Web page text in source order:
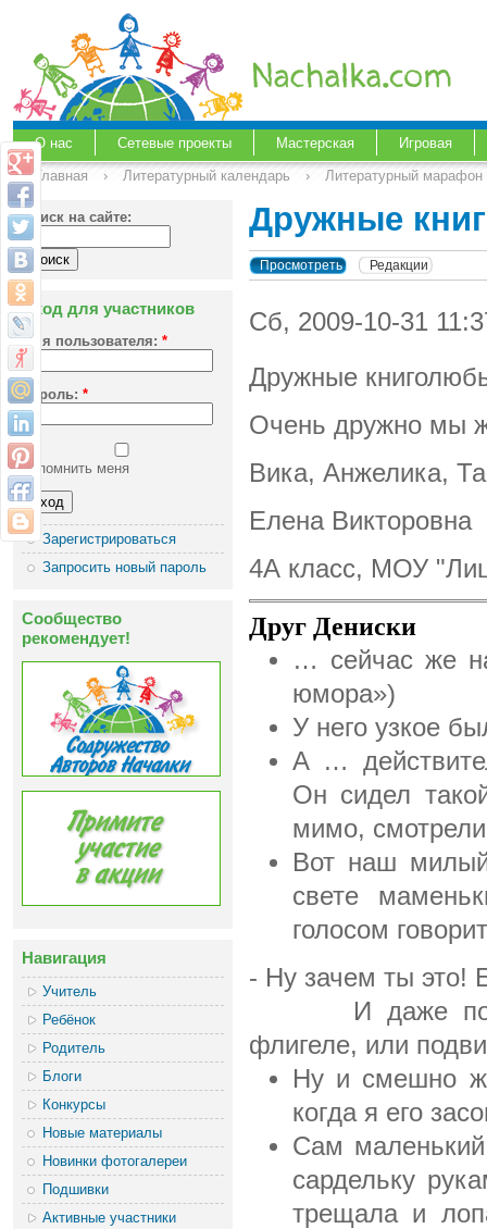
О нас Сетевые проекты Мастерская
Игровая
Главная
› Литературный календарь › Литературный марафон
Поиск на сайте:
Вход для участников
Имя пользователя: *
Пароль: *
Запомнить меня
Зарегистрироваться
Запросить новый пароль
Сообщество
рекомендует!
Навигация
Учитель
Ребёнок
Родитель
Блоги
Конкурсы
Новые материалы
Новинки фотогалереи
Подшивки
Активные участники
Дружные
Просмотреть Редакции
Сб, 2009-10-31
Дружные
Очень дружно мы
Вика, Анжелика,
Елена Викторовна
4А класс, МОУ
Друг Дениски
… сейчас же
юмора»)
У него узкое
А …
Он сидел
мимо,
Вот наш
свете
голосом
- Ну зачем ты это!
И даже
флигеле, или
Ну и смешно
когда я его
Сам
сардельку
трещала и